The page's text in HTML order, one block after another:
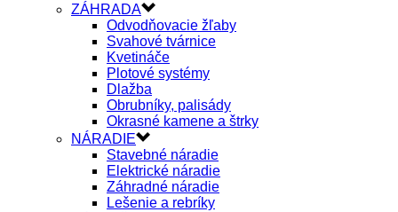
ZÁHRADA
Odvodňovacie žľaby
Svahové tvárnice
Kvetináče
Plotové systémy
Dlažba
Obrubníky, palisády
Okrasné kamene a štrky
NÁRADIE
Stavebné náradie
Elektrické náradie
Záhradné náradie
Lešenie a rebríky